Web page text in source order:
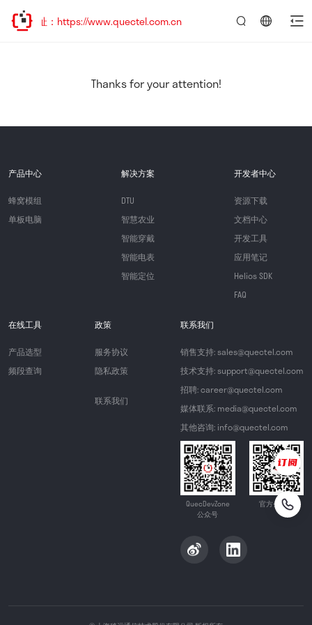
访问新址：https://www.quectel.com.cn
Thanks for your attention!
产品中心
蜂窝模组
单板电脑
解决方案
DTU
智慧农业
智能穿戴
智能电表
智能定位
开发者中心
资源下载
文档中心
开发工具
应用笔记
Helios SDK
FAQ
在线工具
产品选型
频段查询
政策
服务协议
隐私政策
联系我们
联系我们
销售支持: sales@quectel.com
技术支持: support@quectel.com
招聘: career@quectel.com
媒体联系: media@quectel.com
其他咨询: info@quectel.com
QuecDevZone
公众号
官方公众号